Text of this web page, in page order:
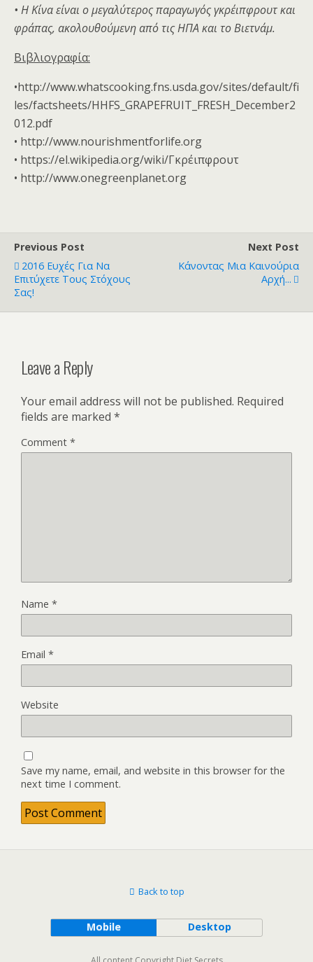
• Η Κίνα είναι ο μεγαλύτερος παραγωγός γκρέιπφρουτ και
φράπας, ακολουθούμενη από τις ΗΠΑ και το Βιετνάμ.
Βιβλιογραφία:
•http://www.whatscooking.fns.usda.gov/sites/default/fi
les/factsheets/HHFS_GRAPEFRUIT_FRESH_December2
012.pdf
• http://www.nourishmentforlife.org
• https://el.wikipedia.org/wiki/Γκρέιπφρουτ
• http://www.onegreenplanet.org
Previous Post
2016 Ευχές Για Να
Επιτύχετε Τους Στόχους
Σας!
Next Post
Κάνοντας Μια Καινούρια
Αρχή...
Leave a Reply
Your email address will not be published. Required
fields are marked *
Comment *
Name *
Email *
Website
Save my name, email, and website in this browser for the
next time I comment.
Back to top
Mobile Desktop